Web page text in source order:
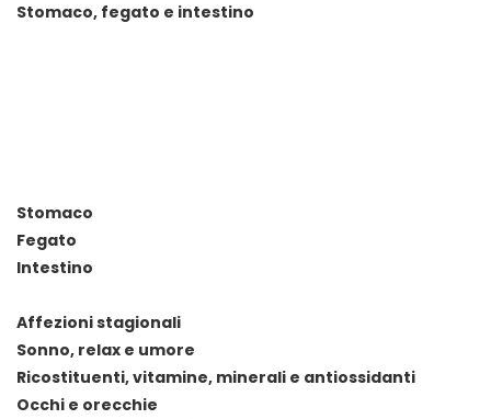
Stomaco, fegato e intestino
Stomaco
Fegato
Intestino
Affezioni stagionali
Sonno, relax e umore
Ricostituenti, vitamine, minerali e antiossidanti
Occhi e orecchie